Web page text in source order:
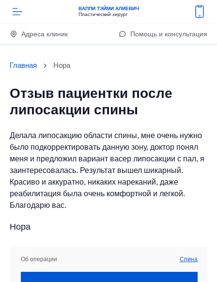
ВАППИ ТЭЙМИ АЛИЕВИЧ
Пластический хирург
Адреса клиник Помощь и консультация
Главная Нора
Отзыв пациентки после
липосакции спины
Делала липосакцию области спины, мне очень нужно
было подкорректировать данную зону, доктор понял
меня и предложил вариант васер липосакции с пал, я
заинтересовалась. Результат вышел шикарный.
Красиво и аккуратно, никаких нареканий, даже
реабилитация была очень комфортной и легкой.
Благодарю вас.
Нора
Об операции Спина